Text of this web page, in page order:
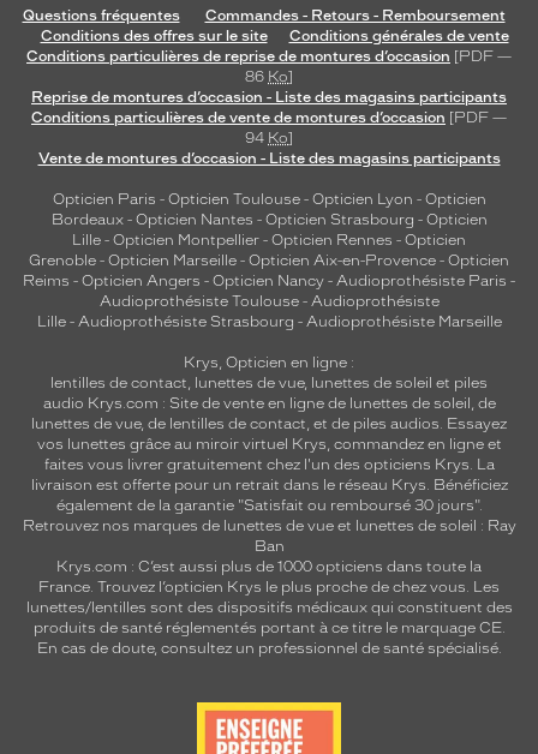
Questions fréquentes
Commandes - Retours - Remboursement
Conditions des offres sur le site
Conditions générales de vente
Conditions particulières de reprise de montures d’occasion [PDF —
86 Ko]
Reprise de montures d’occasion - Liste des magasins participants
Conditions particulières de vente de montures d’occasion [PDF —
94 Ko]
Vente de montures d’occasion - Liste des magasins participants
Opticien Paris - Opticien Toulouse- Opticien Lyon - Opticien
Bordeaux- Opticien Nantes - Opticien Strasbourg - Opticien
Lille - Opticien Montpellier - Opticien Rennes - Opticien
Grenoble - Opticien Marseille - Opticien Aix-en-Provence - Opticien
Reims - Opticien Angers - Opticien Nancy - Audioprothésiste Paris -
Audioprothésiste Toulouse- Audioprothésiste
Lille- Audioprothésiste Strasbourg - Audioprothésiste Marseille
Krys, Opticien en ligne :
lentilles de contact, lunettes de vue, lunettes de soleil et piles
audio Krys.com : Site de vente en ligne de lunettes de soleil, de
lunettes de vue, de lentilles de contact, et de piles audios. Essayez
vos lunettes grâce au miroir virtuel Krys, commandez en ligne et
faites vous livrer gratuitement chez l'un des opticiens Krys. La
livraison est offerte pour un retrait dans le réseau Krys. Bénéficiez
également de la garantie "Satisfait ou remboursé 30 jours".
Retrouvez nos marques de lunettes de vue et lunettes de soleil : Ray
Ban
Krys.com : C’est aussi plus de 1000 opticiens dans toute la
France. Trouvez l’opticien Krys le plus proche de chez vous. Les
lunettes/lentilles sont des dispositifs médicaux qui constituent des
produits de santé réglementés portant à ce titre le marquage CE.
En cas de doute, consultez un professionnel de santé spécialisé.